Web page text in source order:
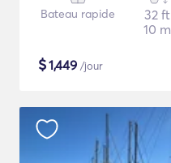
Bateau rapide
32 ft
10 m
$1,449 /jour